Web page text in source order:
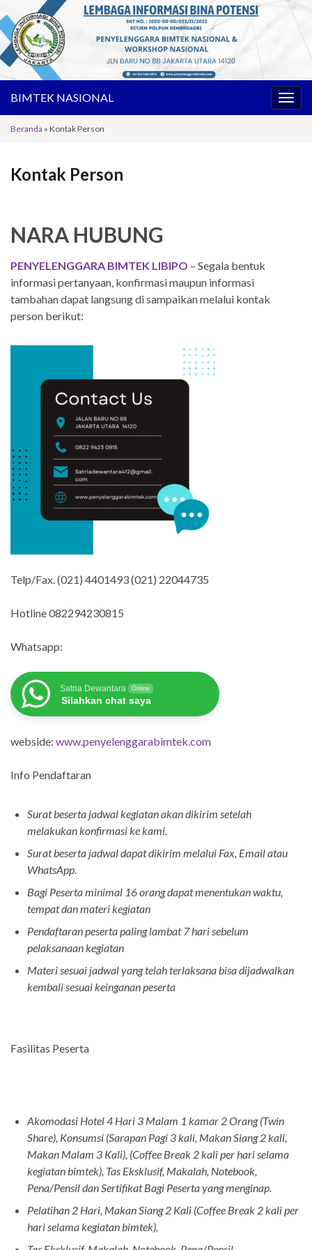
BIMTEK NASIONAL
Beranda » Kontak Person
Kontak Person
NARA HUBUNG
PENYELENGGARA BIMTEK LIBIPO – Segala bentuk
informasi pertanyaan, konfirmasi maupun informasi
tambahan dapat langsung di sampaikan melalui kontak
person berikut:
Telp/Fax. (021) 4401493 (021) 22044735
Hotline 082294230815
Whatsapp:
Satria Dewantara Online
Silahkan chat saya
webside: www.penyelenggarabimtek.com
Info Pendaftaran
Surat beserta jadwal kegiatan akan dikirim setelah
melakukan konfirmasi ke kami.
Surat beserta jadwal dapat dikirim melalui Fax, Email atau
WhatsApp.
Bagi Peserta minimal 16 orang dapat menentukan waktu,
tempat dan materi kegiatan
Pendaftaran peserta paling lambat 7 hari sebelum
pelaksanaan kegiatan
Materi sesuai jadwal yang telah terlaksana bisa dijadwalkan
kembali sesuai keinganan peserta
Fasilitas Peserta
Akomodasi Hotel 4 Hari 3 Malam 1 kamar 2 Orang (Twin
Share), Konsumsi (Sarapan Pagi 3 kali, Makan Siang 2 kali,
Makan Malam 3 Kali), (Coffee Break 2 kali per hari selama
kegiatan bimtek), Tas Eksklusif, Makalah, Notebook,
Pena/Pensil dan Sertifikat Bagi Peserta yang menginap.
Pelatihan 2 Hari, Makan Siang 2 Kali (Coffee Break 2 kali per
hari selama kegiatan bimtek),